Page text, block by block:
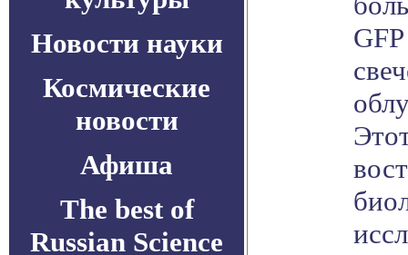
Новости науки
Космические
новости
Афиша
The best of
Russian Science